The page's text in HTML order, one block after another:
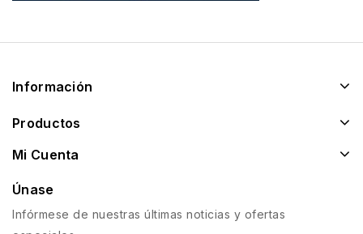
Información
Productos
Mi Cuenta
Únase
Infórmese de nuestras últimas noticias y ofertas